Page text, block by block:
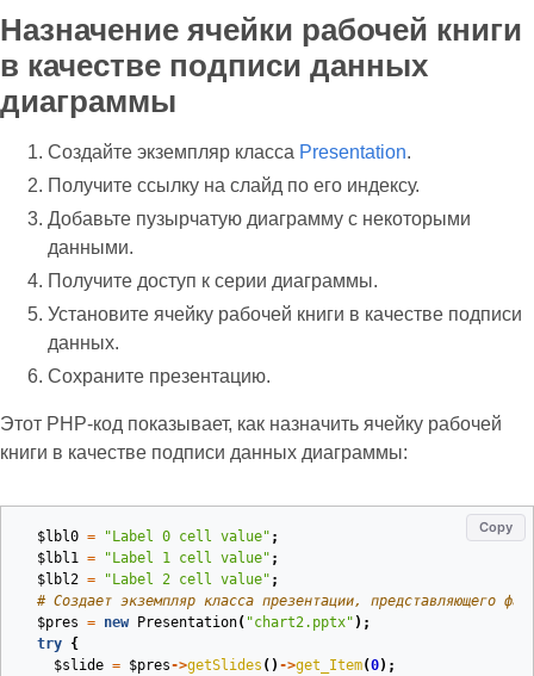
Назначение ячейки рабочей книги
в качестве подписи данных
диаграммы
Создайте экземпляр класса Presentation.
Получите ссылку на слайд по его индексу.
Добавьте пузырчатую диаграмму с некоторыми
данными.
Получите доступ к серии диаграммы.
Установите ячейку рабочей книги в качестве подписи
данных.
Сохраните презентацию.
Этот PHP‑код показывает, как назначить ячейку рабочей
книги в качестве подписи данных диаграммы:
Copy
$lbl0 = "Label 0 cell value" ;
$lbl1 = "Label 1 cell value" ;
$lbl2 = "Label 2 cell value" ;
# Создает экземпляр класса презентации, представляющего
$pres = new Presentation( "chart2.pptx" );
try {
$slide = $pres->getSlides () ->get_Item(0);